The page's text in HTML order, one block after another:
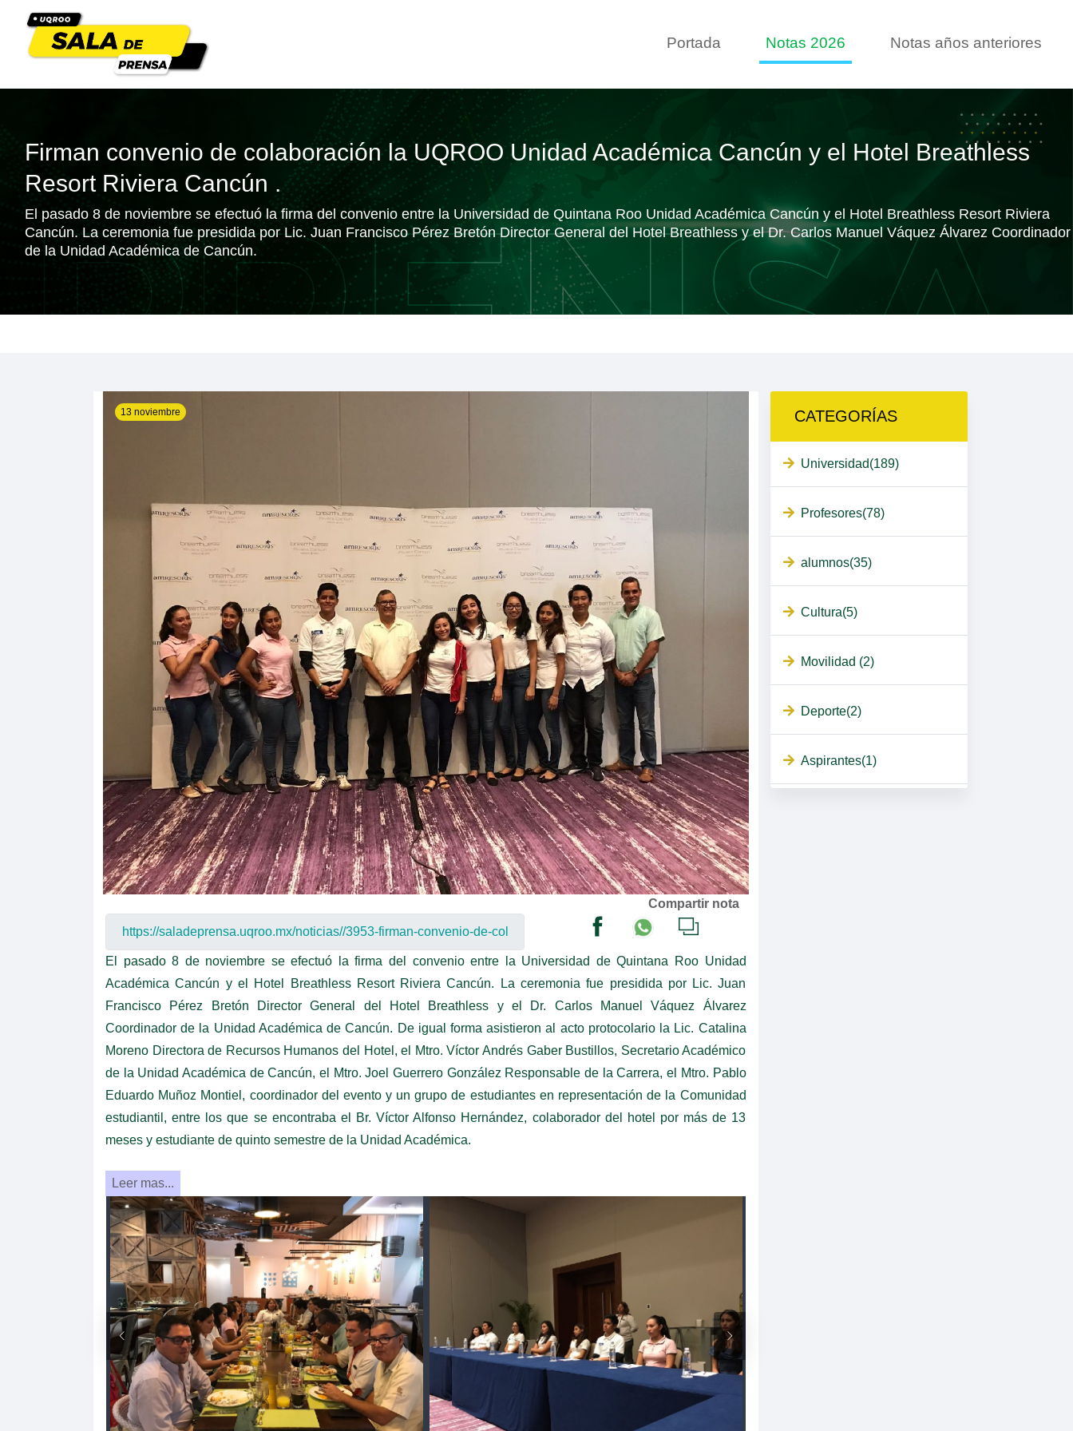
Portada Notas 2026 Notas años anteriores
Firman convenio de colaboración la UQROO Unidad Académica Cancún y el Hotel Breathless
Resort Riviera Cancún .
El pasado 8 de noviembre se efectuó la firma del convenio entre la Universidad de Quintana Roo Unidad Académica Cancún y el Hotel Breathless Resort Riviera
Cancún. La ceremonia fue presidida por Lic. Juan Francisco Pérez Bretón Director General del Hotel Breathless y el Dr. Carlos Manuel Váquez Álvarez Coordinador
de la Unidad Académica de Cancún.
13 noviembre
Compartir nota
El pasado 8 de noviembre se efectuó la firma del convenio entre la Universidad de Quintana Roo Unidad
Académica Cancún y el Hotel Breathless Resort Riviera Cancún. La ceremonia fue presidida por Lic. Juan
Francisco Pérez Bretón Director General del Hotel Breathless y el Dr. Carlos Manuel Váquez Álvarez
Coordinador de la Unidad Académica de Cancún. De igual forma asistieron al acto protocolario la Lic. Catalina
Moreno Directora de Recursos Humanos del Hotel, el Mtro. Víctor Andrés Gaber Bustillos, Secretario Académico
de la Unidad Académica de Cancún, el Mtro. Joel Guerrero González Responsable de la Carrera, el Mtro. Pablo
Eduardo Muñoz Montiel, coordinador del evento y un grupo de estudiantes en representación de la Comunidad
estudiantil, entre los que se encontraba el Br. Víctor Alfonso Hernández, colaborador del hotel por más de 13
meses y estudiante de quinto semestre de la Unidad Académica.
Leer mas...
CATEGORÍAS
Universidad(189)
Profesores(78)
alumnos(35)
Cultura(5)
Movilidad (2)
Deporte(2)
Aspirantes(1)